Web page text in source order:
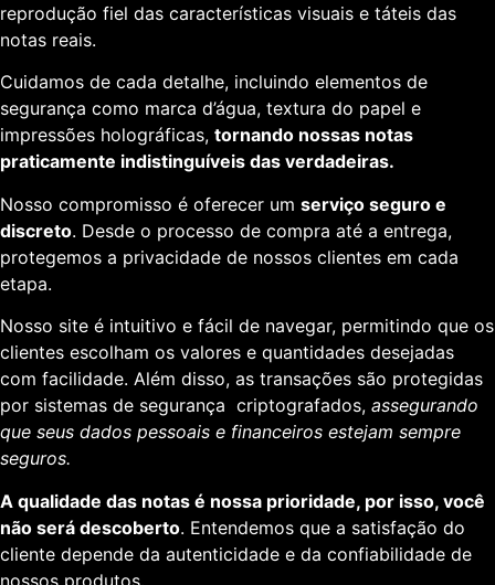
reprodução fiel das características visuais e táteis das
notas reais.
Cuidamos de cada detalhe, incluindo elementos de
segurança como marca d’água, textura do papel e
impressões holográficas, tornando nossas notas
praticamente indistinguíveis das verdadeiras.
Nosso compromisso é oferecer um serviço seguro e
discreto. Desde o processo de compra até a entrega,
protegemos a privacidade de nossos clientes em cada
etapa.
Nosso site é intuitivo e fácil de navegar, permitindo que os
clientes escolham os valores e quantidades desejadas
com facilidade. Além disso, as transações são protegidas
por sistemas de segurança criptografados, assegurando
que seus dados pessoais e financeiros estejam sempre
seguros.
A qualidade das notas é nossa prioridade, por isso, você
não será descoberto. Entendemos que a satisfação do
cliente depende da autenticidade e da confiabilidade de
nossos produtos.